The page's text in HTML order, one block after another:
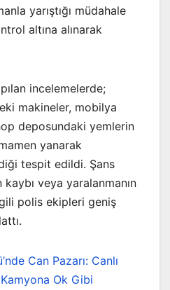
yarıştığı müdahale
altına alınarak
incelemelerde;
makineler, mobilya
deposundaki yemlerin
yanarak
tespit edildi. Şans
veya yaralanmanın
polis ekipleri geniş
Can Pazarı: Canlı
Ok Gibi